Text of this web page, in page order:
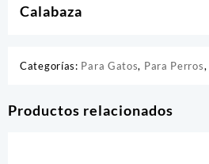
Calabaza
Categorías: Para Gatos, Para Perros,
Productos relacionados